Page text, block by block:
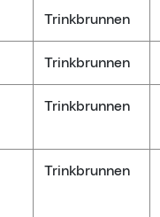
Trinkbrunnen
Trinkbrunnen
Trinkbrunnen
Trinkbrunnen